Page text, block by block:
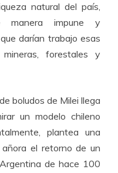
natural del país,
manera impune y
darían trabajo esas
forestales y
boludos de Milei llega
un modelo chileno
plantea una
el retorno de un
de hace 100